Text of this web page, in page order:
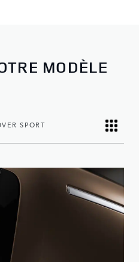
MODÈLE
SPORT